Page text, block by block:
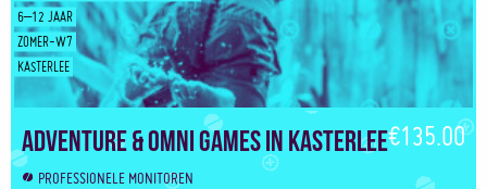
6–12 JAAR
ZOMER-W7
KASTERLEE
Adventure & Omni Games in Kasterlee€135.00
PROFESSIONELE MONITOREN